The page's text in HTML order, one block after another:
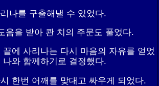
나를 구출해낼 수 있었다.
움을 받아 콴 치의 주문도 풀었다.
에 사리나는 다시 마음의 자유를 얻었
와 함께하기로 결정했다.
한번 어깨를 맞대고 싸우게 되었다.